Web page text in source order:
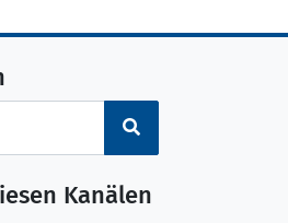
Suchen
Kanälen